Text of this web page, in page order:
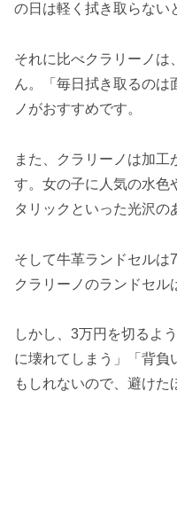
の日は軽く拭き取らない
それに比べクラリーノは
ん。「毎日拭き取るのは
ノがおすすめです。
また、クラリーノは加
す。女の子に人気の水色
タリックといった光沢の
そして牛革ランドセルは
クラリーノのランドセル
しかし、3万円を切るよ
に壊れてしまう」「背負
もしれないので、避けた